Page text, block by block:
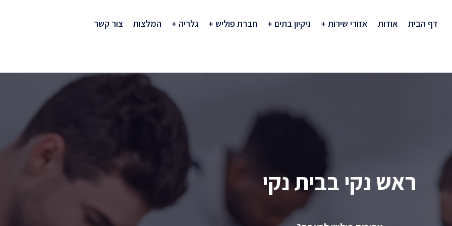
דף הבית אודות אזורי שירות ניקיון בתים חברת פוליש גלריה המלצות צור קשר
ראש נקי בבית נקי